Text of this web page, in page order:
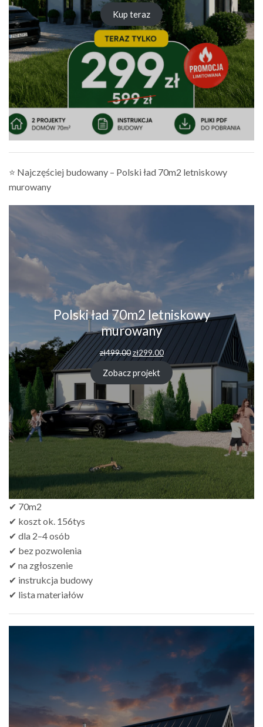
Kup teraz
⭐ Najczęściej budowany – Polski ład 70m2 letniskowy
murowany
Polski ład 70m2 letniskowy
murowany
zł499.00Pierwotna
cena
wynosiła:
zł499.00.
zł299.00Aktualna
cena
wynosi:
zł299.00.
Zobacz projekt
✔ 70m2
✔ koszt ok. 156tys
✔ dla 2–4 osób
✔ bez pozwolenia
✔ na zgłoszenie
✔ instrukcja budowy
✔ lista materiałów